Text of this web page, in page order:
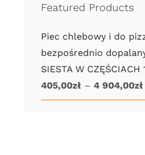
Featured Products
Piec chlebowy i do
bezpośrednio
SIESTA W CZĘŚCIACH
405,00zł – 4 904,00zł